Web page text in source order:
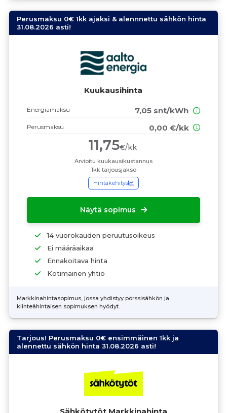
Perusmaksu 0€ 1kk ajaksi & alennnettu sähkön hinta
31.08.2026 asti!
Kuukausihinta
Energiamaksu 7,05 snt/kWh
Perusmaksu 0,00 €/kk
11,75€/kk
Arvioitu kuukausikustannus
1kk tarjousjakso
Hintakehitys
Näytä sopimus
14 vuorokauden peruutusoikeus
Ei määräaikaa
Ennakoitava hinta
Kotimainen yhtiö
Markkinahintasopimus, jossa yhdistyy pörssisähkön ja
kiinteähintaisen sopimuksen hyödyt.
Tarjous! Perusmaksu 0€ ensimmäinen 1kk ja
alennettu sähkön hinta 31.08.2026 asti!
Sähkötytöt Markkinahinta